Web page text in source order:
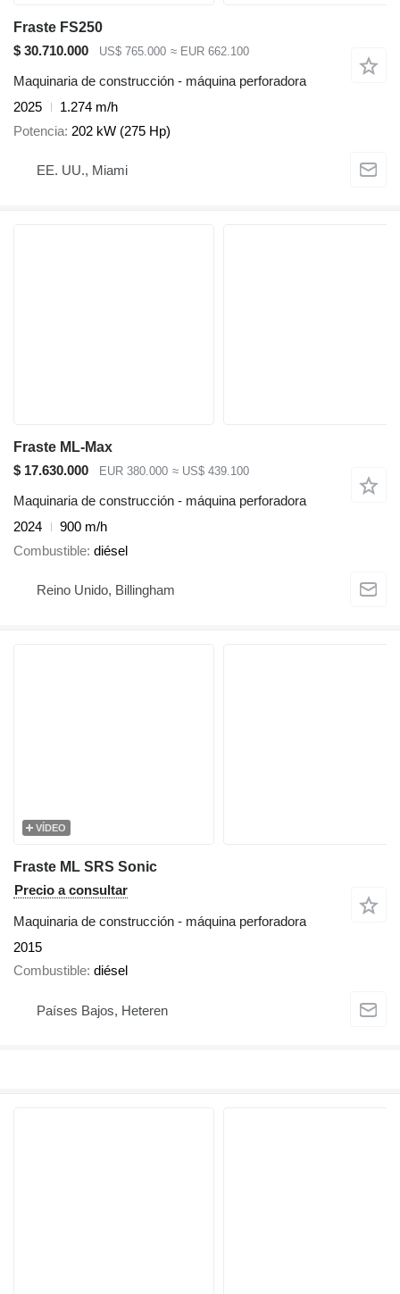
Fraste FS250
$ 30.710.000
US$ 765.000 ≈ EUR 662.100
Maquinaria de construcción - máquina perforadora
2025
1.274 m/h
Potencia 202 kW (275 Hp)
EE. UU., Miami
Fraste ML-Max
$ 17.630.000
EUR 380.000 ≈ US$ 439.100
Maquinaria de construcción - máquina perforadora
2024
900 m/h
Combustible diésel
Reino Unido, Billingham
VÍDEO
Fraste ML SRS Sonic
Precio a consultar
Maquinaria de construcción - máquina perforadora
2015
Combustible diésel
Países Bajos, Heteren